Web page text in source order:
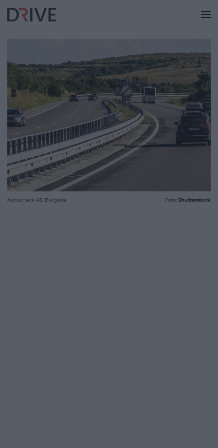
Autostrada A3, Bulgaria Foto: Shutterstock